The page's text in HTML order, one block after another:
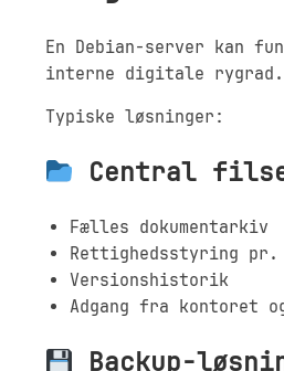
En Debian-server kan
interne digitale rygrad.
Typiske løsninger:
Central
Fælles dokumentarkiv
Rettighedsstyring pr.
Versionshistorik
Adgang fra kontoret
Backup-